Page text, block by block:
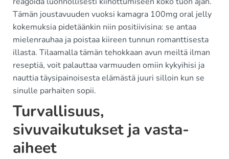
Tämän joustavuuden vuoksi kamagra 100mg oral jelly
kokemuksia pidetäänkin niin positiivisina: se antaa
mielenrauhaa ja poistaa kiireen tunnun romanttisesta
illasta. Tilaamalla tämän tehokkaan avun meiltä ilman
reseptiä, voit palauttaa varmuuden omiin kykyihisi ja
nauttia täysipainoisesta elämästä juuri silloin kun se
sinulle parhaiten sopii.
Turvallisuus,
sivuvaikutukset ja vasta-
aiheet